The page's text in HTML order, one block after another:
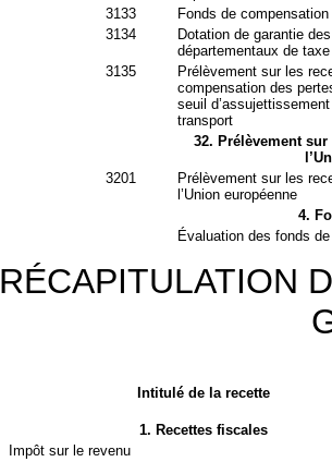
3133
Fonds de
3134
Dotation de garantie
départementaux de
3135
Prélèvement sur les
compensation des
seuil
transport
32. Prélèvement
3201
Prélèvement sur les
l’Union européenne
4.
Évaluation des fonds
RÉCAPITULATION
Intitulé de la recette
1. Recettes fiscales
Impôt sur le revenu